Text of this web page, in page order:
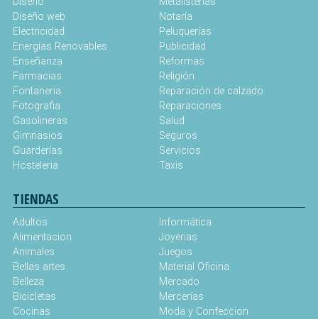
Diseño web
Electricidad
Energías Renovables
Enseñanza
Farmacias
Fontaneria
Fotografia
Gasolineras
Gimnasios
Guarderías
Hosteleria
Notaría
Peluquerías
Publicidad
Reformas
Religión
Reparación de calzado
Reparaciones
Salud
Seguros
Servicios
Taxis
TIENDAS
Adultos
Alimentacion
Animales
Bellas artes
Belleza
Bicicletas
Cocinas
Informática
Joyerias
Juegos
Material Oficina
Mercado
Mercerías
Moda y Confeccion